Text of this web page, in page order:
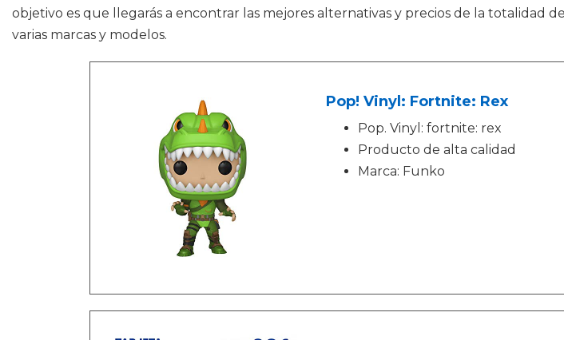
objetivo es que llegarás a encontrar las mejores alternativas y precios de la
varias marcas y modelos.
Pop! Vinyl: Fortnite: Rex
Pop. Vinyl: fortnite: rex
Producto de alta calidad
Marca: Funko